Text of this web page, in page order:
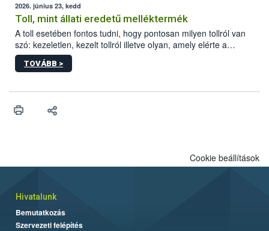
vonni az ebek viselkedésének megítélésében jártas szakértőt.
2026. június 23, kedd
Toll, mint állati eredetű melléktermék
A toll esetében fontos tudni, hogy pontosan milyen tollról van
szó: kezeletlen, kezelt tollról illetve olyan, amely elérte a
„végpontját”.
TOVÁBB >
Cookie beállítások
Hivatalunk
Bemutatkozás
Szervezeti felépítés